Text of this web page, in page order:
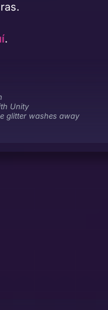
.
Unity
glitter washes away